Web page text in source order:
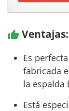
Ventajas:
Es
fabricada
la espalda
Está